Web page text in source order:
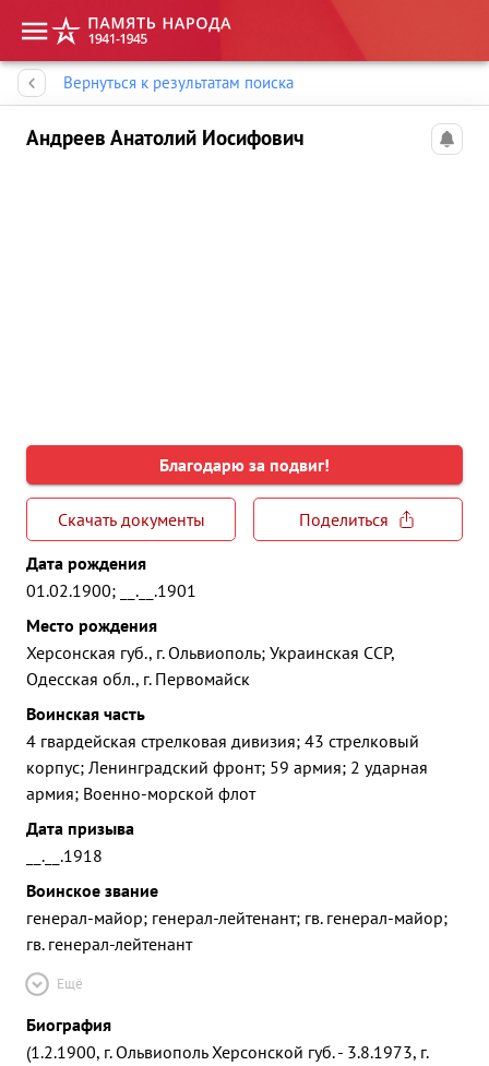
Вернуться к результатам поиска
Андреев Анатолий Иосифович
Благодарю за подвиг!
Скачать документы
Поделиться
Дата рождения
01.02.1900; __.__.1901
Место рождения
Херсонская губ., г. Ольвиополь; Украинская ССР,
Одесская обл., г. Первомайск
Воинская часть
4 гвардейская стрелковая дивизия; 43 стрелковый
корпус; Ленинградский фронт; 59 армия; 2 ударная
армия; Военно-морской флот
Дата призыва
__.__.1918
Воинское звание
генерал-майор; генерал-лейтенант; гв. генерал-майор;
гв. генерал-лейтенант
Ещё
Биография
(1.2.1900, г. Ольвиополь Херсонской губ. - 3.8.1973, г.
Память народа